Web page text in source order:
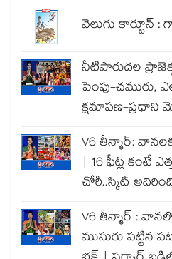
వెలుగు
నీటిపారుదల
పెంపు-చమురు,
క్షమాపణ-ప్రధాని
V6 తీన్మార్:
| 16 ఫీట్ల కంటే
చోరీ..స్కిట్
V6 తీన్మార్ :
ముసురు పట్టిన